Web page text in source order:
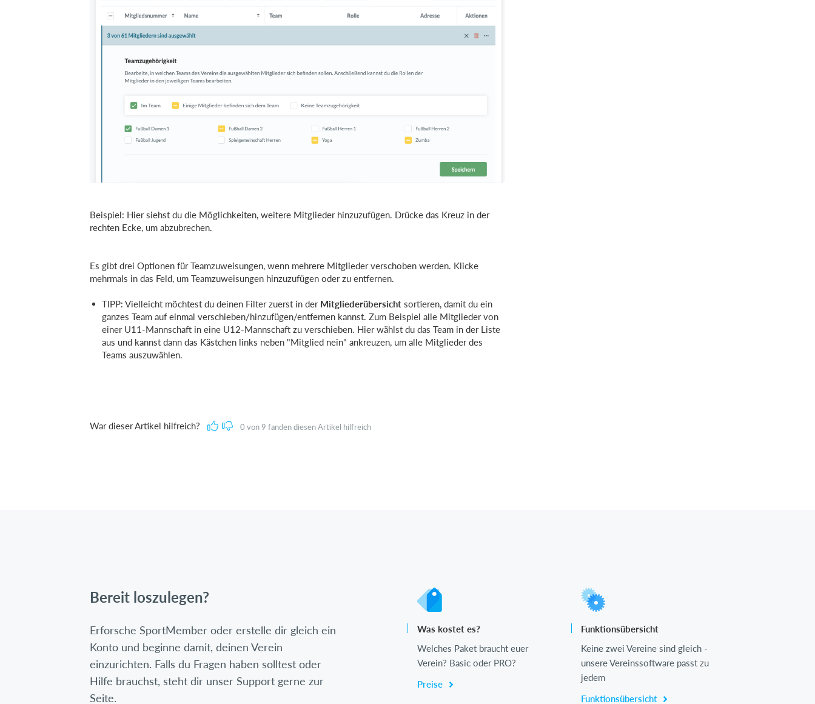
Beispiel: Hier siehst du die Möglichkeiten, weitere Mitglieder hinzuzufügen. Drücke das Kreuz in der
rechten Ecke, um abzubrechen.
Es gibt drei Optionen für Teamzuweisungen, wenn mehrere Mitglieder verschoben werden. Klicke
mehrmals in das Feld, um Teamzuweisungen hinzuzufügen oder zu entfernen.
TIPP: Vielleicht möchtest du deinen Filter zuerst in der Mitgliederübersicht sortieren, damit du ein
ganzes Team auf einmal verschieben/hinzufügen/entfernen kannst. Zum Beispiel alle Mitglieder von
einer U11-Mannschaft in eine U12-Mannschaft zu verschieben. Hier wählst du das Team in der Liste
aus und kannst dann das Kästchen links neben "Mitglied nein" ankreuzen, um alle Mitglieder des
Teams auszuwählen.
War dieser Artikel hilfreich? 0 von9 fanden diesen Artikel hilfreich
Bereit loszulegen?
Erforsche SportMember oder erstelle dir gleich ein
Konto und beginne damit, deinen Verein
einzurichten. Falls du Fragen haben solltest oder
Hilfe brauchst, steht dir unser Support gerne zur
Seite.
Was kostet es?
Welches Paket braucht euer
Verein? Basic oder PRO?
Preise
Funktionsübersicht
Keine zwei Vereine sind gleich -
unsere Vereinssoftware passt zu
jedem
Funktionsübersicht